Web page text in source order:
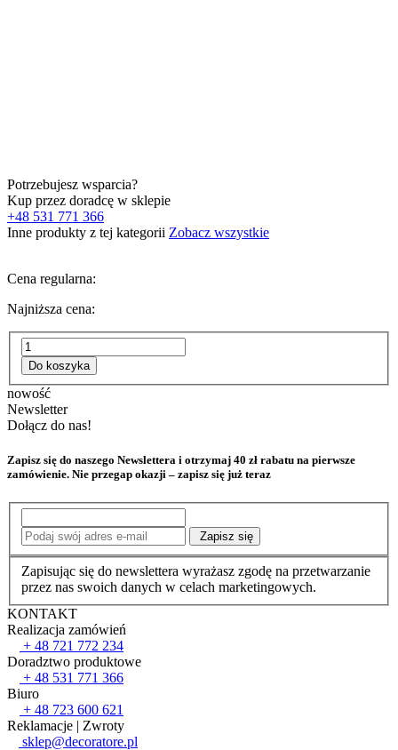
Potrzebujesz wsparcia?
Kup przez doradcę w sklepie
+48 531 771 366
Inne produkty z tej kategorii Zobacz wszystkie
Cena regularna:
Najniższa cena:
Do koszyka
nowość
Newsletter
Dołącz do nas!
Zapisz się do naszego Newslettera i otrzymaj 40 zł rabatu na pierwsze
zamówienie. Nie przegap okazji – zapisz się już teraz
Zapisz się
Zapisując się do newslettera wyrażasz zgodę na przetwarzanie
przez nas swoich danych w celach marketingowych.
KONTAKT
Realizacja zamówień
+ 48 721 772 234
Doradztwo produktowe
+ 48 531 771 366
Biuro
+ 48 723 600 621
Reklamacje | Zwroty
sklep@decoratore.pl